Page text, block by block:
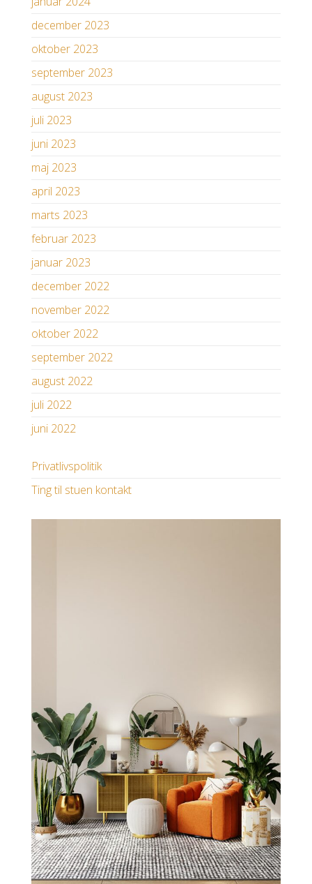
december 2023
oktober 2023
september 2023
august 2023
juli 2023
juni 2023
maj 2023
april 2023
marts 2023
februar 2023
januar 2023
december 2022
november 2022
oktober 2022
september 2022
august 2022
juli 2022
juni 2022
Privatlivspolitik
Ting til stuen kontakt